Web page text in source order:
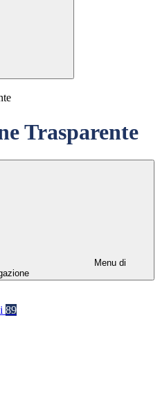
Trasparente
Menu di
89